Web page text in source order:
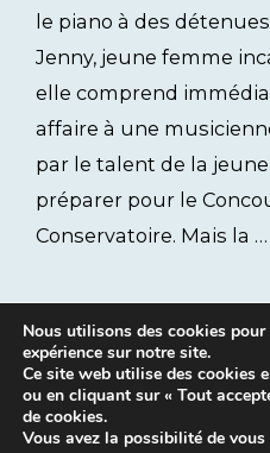
le piano à des
Jenny, jeune femme
elle comprend
affaire à une
par le talent de la
préparer pour le
Conservatoire. Mais la …
Nous utilisons des cookies
expérience sur notre site.
Ce site web utilise des cookies
ou en cliquant sur « Tout
de cookies.
Vous avez la possibilité de